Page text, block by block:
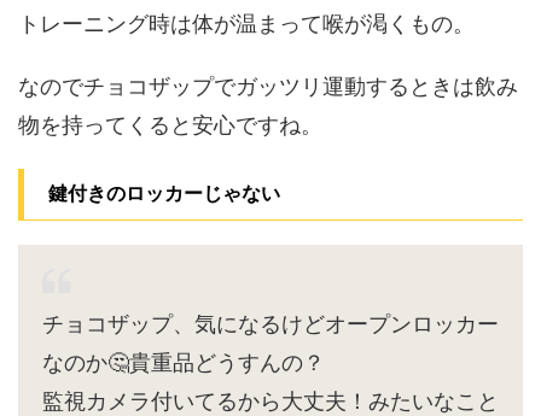
トレーニング時は体が温まって喉が渇くもの。
なのでチョコザップでガッツリ運動するときは飲み
物を持ってくると安心ですね。
鍵付きのロッカーじゃない
チョコザップ、気になるけどオープンロッカー
なのか🤔貴重品どうすんの？
監視カメラ付いてるから大丈夫！みたいなこと